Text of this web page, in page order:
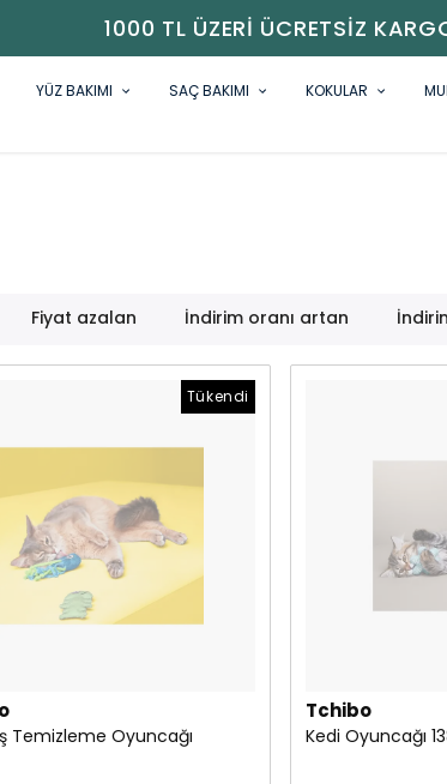
1000 TL ÜZERI ÜCRETSIZ
YÜZ BAKIMI SAÇ BAKIMI KOKULAR
Fiyat azalan İndirim oranı artan
Tükendi
Temizleme Oyuncağı
Tchibo
Kedi Oyuncağı